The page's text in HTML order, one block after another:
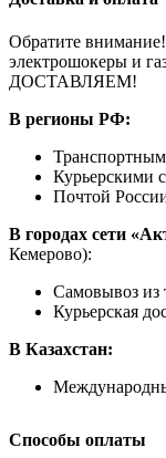
Обратите
электрошокеры и
ДОСТАВЛЯЕМ!
В регионы РФ:
Курьерскими
Почтой
В городах сети
Кемерово):
Самовывоз из
Курьерская
В Казахстан:
Способы оплаты